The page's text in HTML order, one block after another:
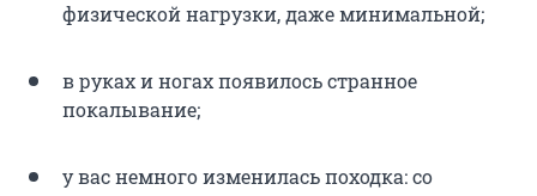
физической нагрузки, даже минимальной;
в руках и ногах появилось странное
покалывание;
у вас немного изменилась походка: со